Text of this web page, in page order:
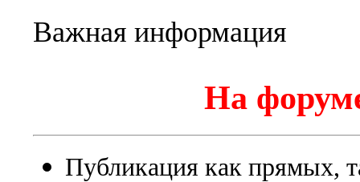
Важная информация
На
Публикация как прямых,